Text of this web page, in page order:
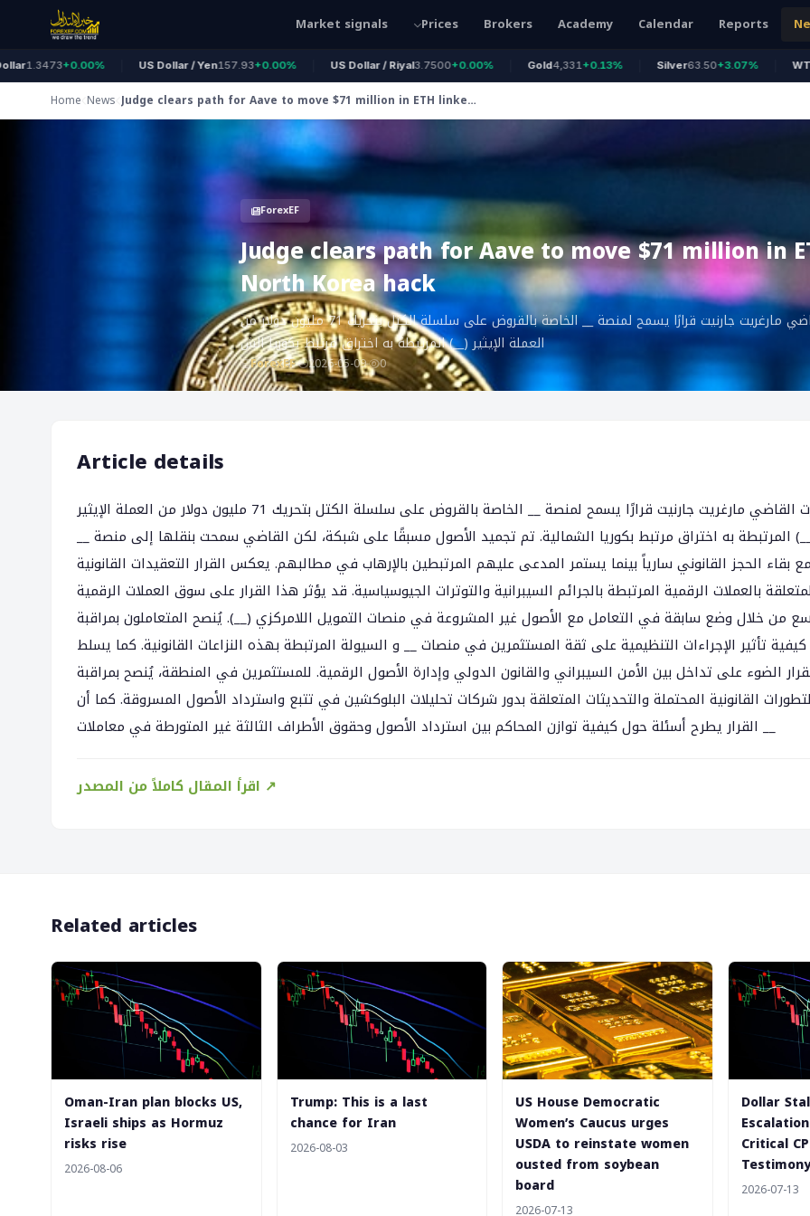
Reports
Calendar
Academy
Brokers
Prices
Market signals
+0.00% US Dollar / Yen157.93+0.00% US Dollar / Riyal3.7500+0.00% 4,331+0.13% 63.50+3.07% WTI Oil
Home News Judge clears path for Aave to move $71 million in ETH linked
to North Korea hack
ForexEF
Judge clears path for Aave to move $71 million in
North Korea hack
أصدرت القاضي مارغريت جارنيت قرارًا يسمح لمنصة __ الخاصة بالقروض على سلسلة الكتل بتحريك 71 مليون دولار من
العملة الإيثير (__) المرتبطة به اختراق مرتبط بكوريا الش
ForexEF 2026-05-09 0
Article details
أصدرت القاضي مارغريت جارنيت قرارًا يسمح لمنصة __ الخاصة بالقروض على سلسلة الكتل بتحريك 71 مليون دولار من العملة الإيثير
المرتبطة به اختراق مرتبط بكوريا الشمالية. تم تجميد الأصول مسبقًا على شبكة، لكن القاضي سمحت بنقلها إلى منصة __
مع بقاء الحجز القانوني سارياً بينما يستمر المدعى عليهم المرتبطين بالإرهاب في مطالبهم. يعكس القرار التعقيدات القانونية
بالعملات الرقمية المرتبطة بالجرائم السيبرانية والتوترات الجيوسياسية. قد يؤثر هذا القرار على سوق العملات الرقمية
من خلال وضع سابقة في التعامل مع الأصول غير المشروعة في منصات التمويل اللامركزي (__). يُنصح المتعاملون بمراقبة
كيفية تأثير الإجراءات التنظيمية على ثقة المستثمرين في منصات __ و السيولة المرتبطة بهذه النزاعات القانونية. كما يسلط
الضوء على تداخل بين الأمن السيبراني والقانون الدولي وإدارة الأصول الرقمية. للمستثمرين في المنطقة، يُنصح بمراقبة
القانونية المحتملة والتحديثات المتعلقة بدور شركات تحليلات البلوكشين في تتبع واسترداد الأصول المسروقة. كما أن
القرار يطرح أسئلة حول كيفية توازن المحاكم بين استرداد الأصول وحقوق الأطراف الثالثة غير المتورطة في معاملات __
اقرأ المقال كاملاً من المصدر ↗
Related articles
Oman-Iran plan blocks US,
Israeli ships as Hormuz
risks rise
2026-08-06
Trump: This is a last
chance for Iran
2026-08-03
US House Democratic
Women’s Caucus urges
USDA to reinstate women
ousted from soybean
board
2026-07-13
Dollar
Critical
Testimony
2026-07-13